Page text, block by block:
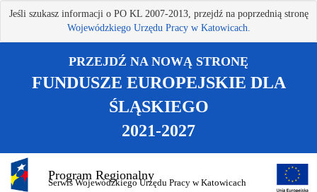
Jeśli szukasz informacji o PO KL 2007-2013, przejdź na poprzednią stronę
Wojewódzkiego Urzędu Pracy w Katowicach.
PRZEJDŹ NA NOWĄ STRONĘ
FUNDUSZE EUROPEJSKIE DLA
ŚLĄSKIEGO
2021-2027
Program Regionalny
Serwis Wojewódzkiego Urzędu Pracy w Katowicach